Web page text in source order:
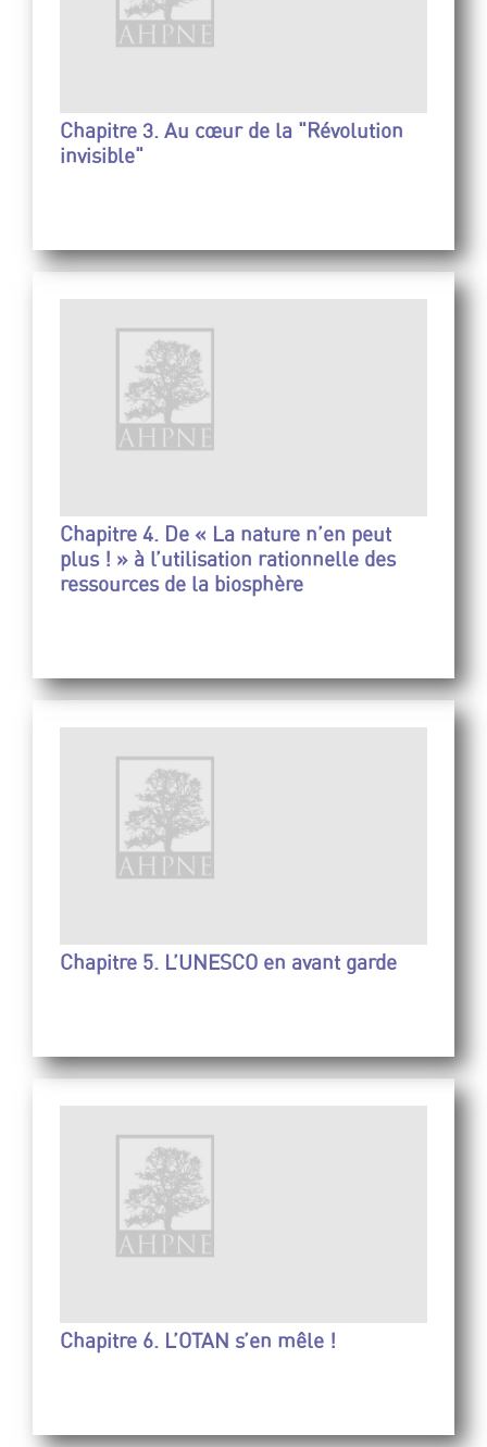
Chapitre 3. Au cœur de la "Révolution
invisible"
Chapitre 4. De « La nature n’en peut
plus ! » à l’utilisation rationnelle des
ressources de la biosphère
Chapitre 5. L’UNESCO en avant garde
Chapitre 6. L’OTAN s’en mêle !